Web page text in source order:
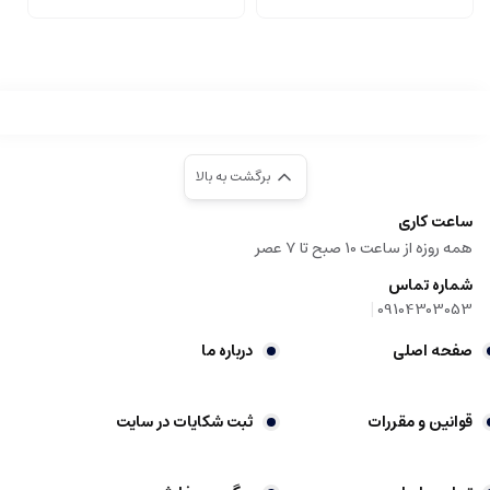
برگشت به بالا
ساعت کاری
همه روزه از ساعت 10 صبح تا 7 عصر
شماره تماس
09104303053
|
صفحه اصلی درباره ما
قوانین و مقررات ثبت شکایات در سایت